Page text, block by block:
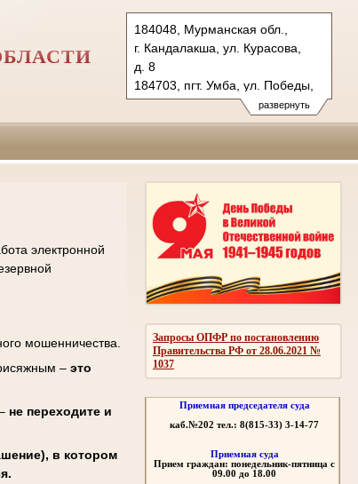
развернуть
184048, Мурманская обл.,
г. Кандалакша, ул. Курасова,
д. 8
184703, пгт. Умба, ул. Победы,
д. 23
Тел.: (81533) 3-10-10, 3-14-73,
kan.mrm@sudrf.ru
Запросы ОПФР по постановлению
Правительства РФ от 28.06.2021 №
1037
Приемная председателя суда
каб.№202 тел.: 8(815-33) 3-14-77
Приемная суда
Прием граждан: понедельник-пятница с
09.00 до 18.00
электронной
мошенничества.
– это
не переходите и
в котором